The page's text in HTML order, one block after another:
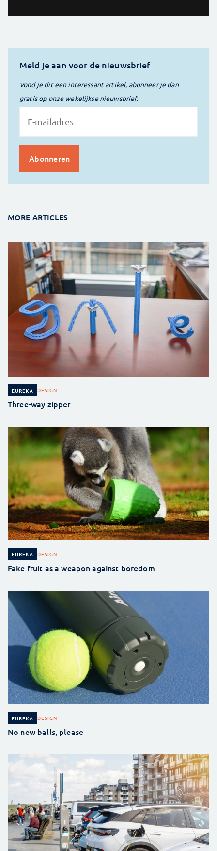
Meld je aan voor de nieuwsbrief
Vond je dit een interessant artikel, abonneer je dan
gratis op onze wekelijkse nieuwsbrief.
MORE ARTICLES
EUREKA DESIGN
Three-way zipper
EUREKA DESIGN
Fake fruit as a weapon against boredom
EUREKA DESIGN
No new balls, please